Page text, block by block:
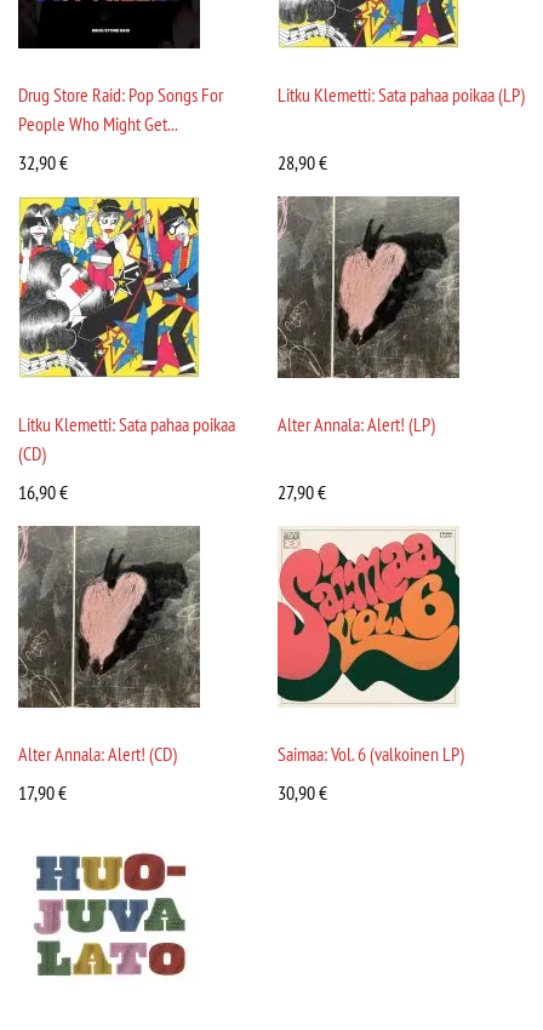
Drug Store Raid: Pop Songs For
People Who Might Get...
32,90€
Litku Klemetti: Sata pahaa poikaa (LP)
28,90€
Litku Klemetti: Sata pahaa poikaa
(CD)
16,90€
Alter Annala: Alert! (LP)
27,90€
Alter Annala: Alert! (CD)
17,90€
Saimaa: Vol. 6 (valkoinen LP)
30,90€